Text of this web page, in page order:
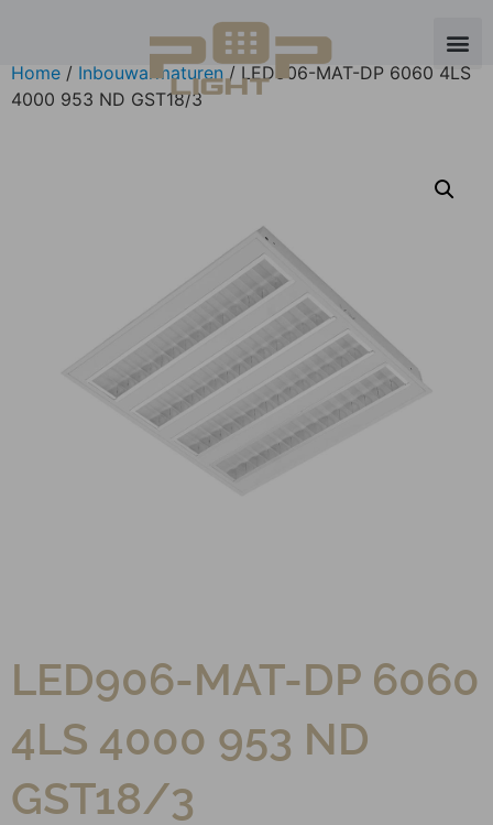
Home / Inbouwarmaturen / LED906-MAT-DP 6060 4LS
4000 953 ND GST18/3
LED906-MAT-DP 6060
4LS 4000 953 ND
GST18/3